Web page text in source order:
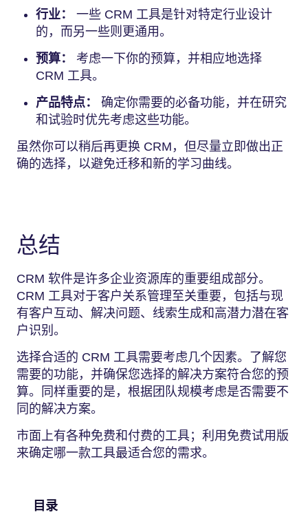
行业： 一些 CRM 工具是针对特定行业设计
的，而另一些则更通用。
预算：
考虑一下你的预算，并相应地选择
CRM 工具。
产品特点：
确定你需要的必备功能，并在研究
和试验时优先考虑这些功能。
虽然你可以稍后再更换 CRM，但尽量立即做出正
确的选择，以避免迁移和新的学习曲线。
总结
CRM 软件是许多企业资源库的重要组成部分。
CRM 工具对于客户关系管理至关重要，包括与现
有客户互动、解决问题、线索生成和高潜力潜在客
户识别。
选择合适的 CRM 工具需要考虑几个因素。了解您
需要的功能，并确保您选择的解决方案符合您的预
算。同样重要的是，根据团队规模考虑是否需要不
同的解决方案。
市面上有各种免费和付费的工具；利用免费试用版
来确定哪一款工具最适合您的需求。
目录